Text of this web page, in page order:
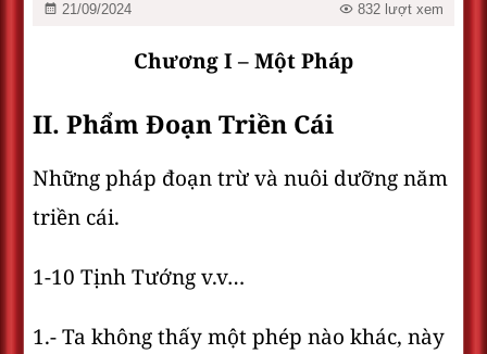
21/09/2024 832 lượt xem
Chương I – Một Pháp
II. Phẩm Ðoạn Triền Cái
Những pháp đoạn trừ và nuôi dưỡng năm
triền cái.
1-10 Tịnh Tướng v.v…
1.- Ta không thấy một phép nào khác, này